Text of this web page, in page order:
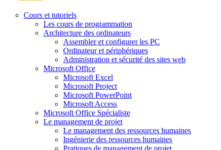
Cours et tutoriels
Les cours de programmation
Architecture des ordinateurs
Assembler et configurer les PC
Ordinateur et périphériques
Administration et sécurité des sites web
Microsoft Office
Microsoft Excel
Microsoft Project
Microsoft PowerPoint
Microsoft Access
Microsoft Office Spécialiste
Le management de projet
Le management des ressources humaines
Ingénierie des ressources humaines
Pratiques de management de projet